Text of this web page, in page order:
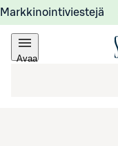
Markkinointiviestejä
Avaa